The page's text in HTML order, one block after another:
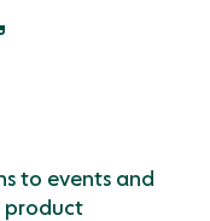
to events and
product